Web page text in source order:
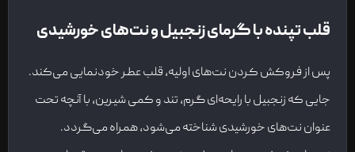
قلب تپنده با گرمای زنجبیل و نت‌های خورشیدی
پس از فروکش کردن نت‌های اولیه، قلب عطر خودنمایی می‌کند.
جایی که زنجبیل با رایحه‌ای گرم، تند و کمی شیرین، با آنچه تحت
عنوان نت‌های خورشیدی شناخته می‌شود، همراه می‌گردد.